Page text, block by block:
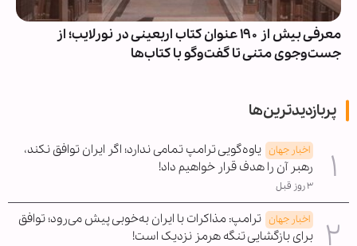
معرفی بیش از ۱۹۰ عنوان کتاب اربعینی در نورلایب؛ از
جست‌وجوی متنی تا گفت‌وگو با کتاب‌ها
پربازدیدترین‌ها
اخبار جهان یاوه‌گویی ترامپ تمامی ندارد؛ اگر ایران توافق نکند،
رهبر آن را هدف قرار خواهیم داد!
۳ روز قبل
اخبار جهان ترامپ: مذاکرات با ایران به‌خوبی پیش می‌رود؛ توافق
برای بازگشایی تنگه هرمز نزدیک است!